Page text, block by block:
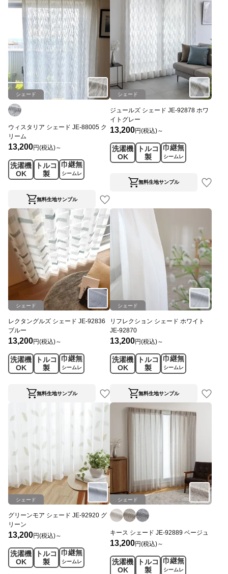
シェード
ウィスタリア シェード JE-88005 ク
リーム
13,200円(税込)～
洗濯機
OK
トルコ
製
巾継無
シームレ
ス
無料生地サンプル
シェード
ジュールズ シェード JE-92878 ホワ
イトグレー
13,200円(税込)～
洗濯機
OK
トルコ
製
巾継無
シームレ
ス
無料生地サンプル
シェード
レクタングルズ シェード JE-92836
ブルー
13,200円(税込)～
洗濯機
OK
トルコ
製
巾継無
シームレ
ス
無料生地サンプル
シェード
リフレクション シェード ホワイト
JE-92870
13,200円(税込)～
洗濯機
OK
トルコ
製
巾継無
シームレ
ス
無料生地サンプル
シェード
グリーンモア シェード JE-92920 グ
リーン
13,200円(税込)～
洗濯機
OK
トルコ
製
巾継無
シームレ
ス
シェード
キース シェード JE-92889 ベージュ
13,200円(税込)～
洗濯機
OK
トルコ
製
巾継無
シームレ